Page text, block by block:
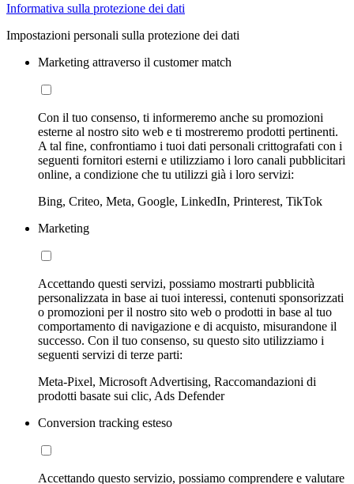
Informativa sulla protezione dei dati
Impostazioni personali sulla protezione dei dati
Marketing attraverso il customer match
Con il tuo consenso, ti informeremo anche su promozioni
esterne al nostro sito web e ti mostreremo prodotti pertinenti.
A tal fine, confrontiamo i tuoi dati personali crittografati con i
seguenti fornitori esterni e utilizziamo i loro canali pubblicitari
online, a condizione che tu utilizzi già i loro servizi:
Bing, Criteo, Meta, Google, LinkedIn, Printerest, TikTok
Marketing
Accettando questi servizi, possiamo mostrarti pubblicità
personalizzata in base ai tuoi interessi, contenuti sponsorizzati
o promozioni per il nostro sito web o prodotti in base al tuo
comportamento di navigazione e di acquisto, misurandone il
successo. Con il tuo consenso, su questo sito utilizziamo i
seguenti servizi di terze parti:
Meta-Pixel, Microsoft Advertising, Raccomandazioni di
prodotti basate sui clic, Ads Defender
Conversion tracking esteso
Accettando questo servizio, possiamo comprendere e valutare